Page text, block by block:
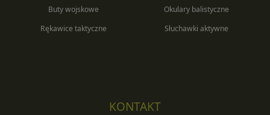
Buty wojskowe
Rękawice taktyczne
Okulary balistyczne
Słuchawki aktywne
KONTAKT